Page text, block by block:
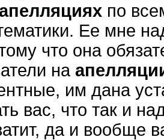
по
Ее мне
что она
на
им дана
вас, что так и
да и вообще